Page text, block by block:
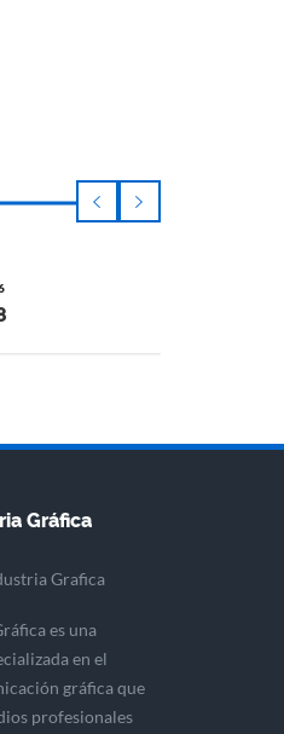
Gráfica
es una
en el
gráfica que
profesionales